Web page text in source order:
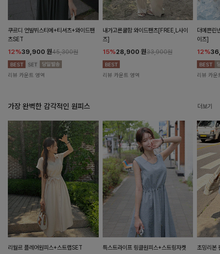
쿠르디 언발뷔스티에+티셔츠+와이드팬
츠SET
12%39,900 원45,300원
리뷰 카운트 영역
내가고른쿨함 와이드팬츠[FREE,L사이
즈]
15%28,900 원33,900원
리뷰 카운트 영역
더예쁜린
이즈]
12%
리뷰 카운
가장 완벽한 감각적인 원피스 더보기
리월르 플레어원피스+스트랩SET
특스트라이프 링클원피스+스트링자켓
초밍리본